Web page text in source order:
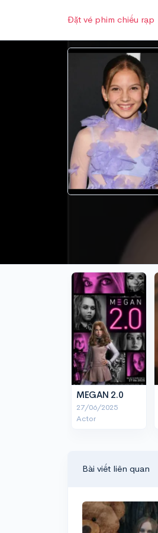
Đặt vé phim chiếu rạp
MEGAN 2.0
27/06/2025
Actor
Bài viết liên quan